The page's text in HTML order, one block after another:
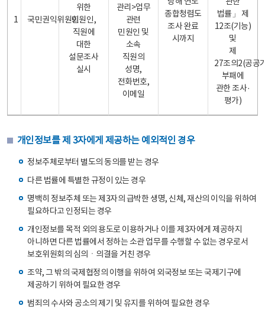
1 국민권익위원회
위한
민원인,
직원에
대한
설문조사
실시
관리>업무
관련
민원인 및
소속
직원의
성명,
전화번호,
이메일
종합청렴도
조사 완료
시까지
법률」 제
12조(기능)
및
제
27조의2(공공
부패에
관한 조사·
평가)
개인정보를 제 3자에게 제공하는 예외적인 경우
정보주체로부터 별도의 동의를 받는 경우
다른 법률에 특별한 규정이 있는 경우
명백히 정보주체 또는 제3자의 급박한 생명, 신체, 재산의 이익을 위하여
필요하다고 인정되는 경우
개인정보를 목적 외의 용도로 이용하거나 이를 제3자에게 제공하지
아니하면 다른 법률에서 정하는 소관 업무를 수행할 수 없는 경우로서
보호위원회의 심의ㆍ의결을 거친 경우
조약, 그 밖의 국제협정의 이행을 위하여 외국정보 또는 국제기구에
제공하기 위하여 필요한 경우
범죄의 수사와 공소의 제기 및 유지를 위하여 필요한 경우